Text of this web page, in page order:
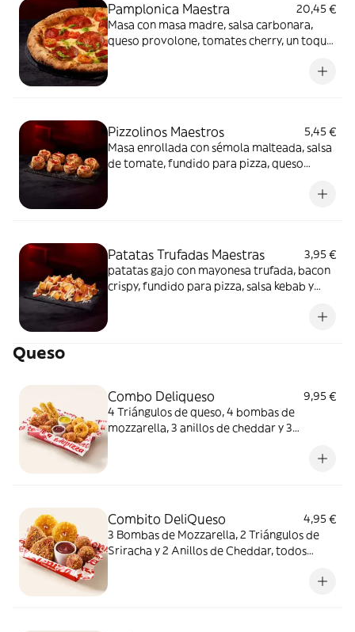
Pamplonica Maestra
20,45 €
Masa con masa madre, salsa carbonara,
queso provolone, tomates cherry, un toque
Pizzolinos Maestros
5,45 €
Masa enrollada con sémola malteada, salsa
de tomate, fundido para pizza, queso
Patatas Trufadas Maestras
3,95 €
patatas gajo con mayonesa trufada, bacon
crispy, fundido para pizza, salsa kebab y
Queso
Combo Deliqueso
9,95 €
4 Triángulos de queso, 4 bombas de
mozzarella, 3 anillos de cheddar y 3
Combito DeliQueso
4,95 €
3 Bombas de Mozzarella, 2 Triángulos de
Sriracha y 2 Anillos de Cheddar, todos